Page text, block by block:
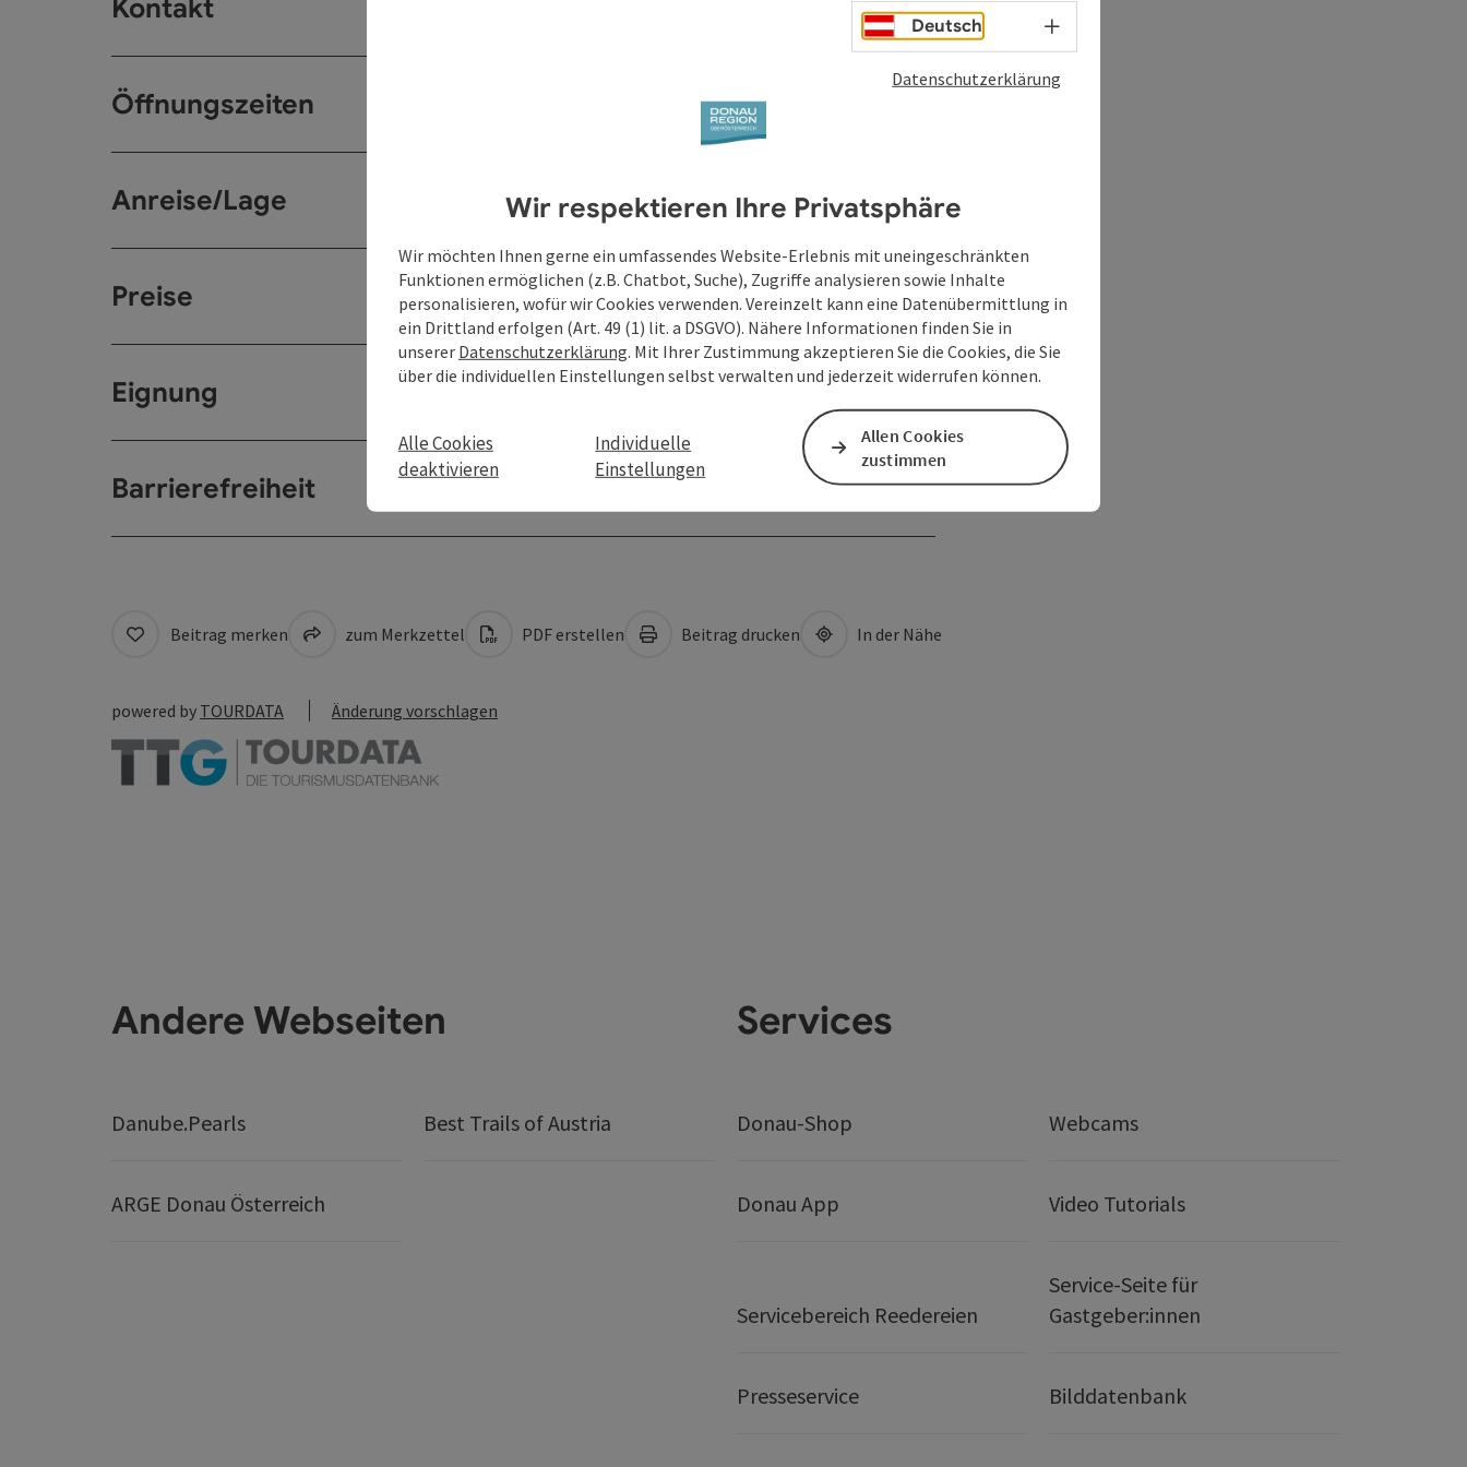
Kontakt
Öffnungszeiten
Anreise/Lage
Preise
Eignung
Barrierefreiheit
Beitrag merken zum Merkzettel PDF erstellen Beitrag drucken In der Nähe
powered by TOURDATA Änderung vorschlagen
Andere Webseiten
Danube.Pearls Best Trails of Austria
ARGE Donau Österreich
Services
Donau-Shop Webcams
Donau App Video Tutorials
Servicebereich Reedereien
Service-Seite für
Gastgeber:innen
Presseservice Bilddatenbank
Deutsch Sprachwahl - Menü öffnen
Datenschutzerklärung
Wir respektieren Ihre Privatsphäre
Wir möchten Ihnen gerne ein umfassendes Website-Erlebnis mit uneingeschränkten
Funktionen ermöglichen (z.B. Chatbot, Suche), Zugriffe analysieren sowie Inhalte
personalisieren, wofür wir Cookies verwenden. Vereinzelt kann eine Datenübermittlung in
ein Drittland erfolgen (Art. 49 (1) lit. a DSGVO). Nähere Informationen finden Sie in
unserer Datenschutzerklärung. Mit Ihrer Zustimmung akzeptieren Sie die Cookies, die Sie
über die individuellen Einstellungen selbst verwalten und jederzeit widerrufen können.
Alle Cookies
deaktivieren
Individuelle
Einstellungen
Allen Cookies
zustimmen